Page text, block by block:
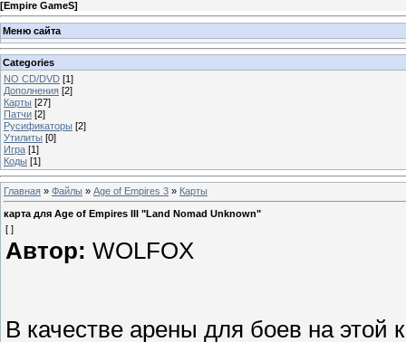
[Empire GameS]
Меню сайта
Categories
NO CD/DVD [1]
Дополнения [2]
Карты [27]
Патчи [2]
Русификаторы [2]
Утилиты [0]
Игра [1]
Коды [1]
Главная » Файлы » Age of Empires 3 » Карты
карта для Age of Empires III "Land Nomad Unknown"
[ ]
Автор: WOLFOX
В качестве арены для боев на этой